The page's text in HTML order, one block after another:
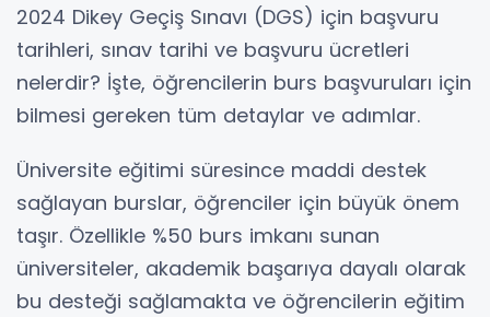
2024 Dikey Geçiş Sınavı (DGS) için başvuru
tarihleri, sınav tarihi ve başvuru ücretleri
nelerdir? İşte, öğrencilerin burs başvuruları için
bilmesi gereken tüm detaylar ve adımlar.
Üniversite eğitimi süresince maddi destek
sağlayan burslar, öğrenciler için büyük önem
taşır. Özellikle %50 burs imkanı sunan
üniversiteler, akademik başarıya dayalı olarak
bu desteği sağlamakta ve öğrencilerin eğitim